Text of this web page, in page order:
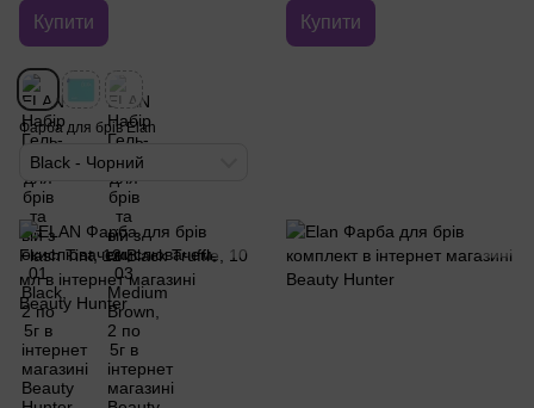
Купити
Фарба для брів Elan
Black - Чорний
Купити